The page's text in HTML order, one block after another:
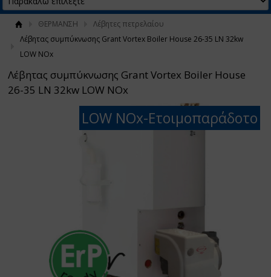
ΘΕΡΜΑΝΣΗ
Λέβητες πετρελαίου
Λέβητας συμπύκνωσης Grant Vortex Boiler House 26-35 LN 32kw
LOW NOx
Λέβητας συμπύκνωσης Grant Vortex Boiler House
26-35 LN 32kw LOW NOx
LOW NOx-Eτοιμοπαράδοτο